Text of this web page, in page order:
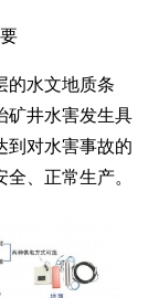
的水文地质条
矿井水害发生具
到对水害事故的
、正常生产。